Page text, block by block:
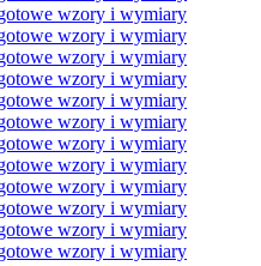
wzory i wymiary
wzory i wymiary
wzory i wymiary
wzory i wymiary
wzory i wymiary
wzory i wymiary
wzory i wymiary
wzory i wymiary
wzory i wymiary
wzory i wymiary
wzory i wymiary
wzory i wymiary